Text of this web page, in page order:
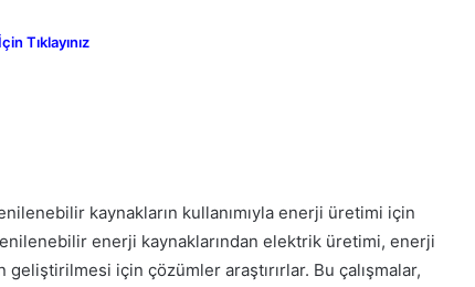
Tıklayınız
kaynakların kullanımıyla enerji üretimi için
enerji kaynaklarından elektrik üretimi, enerji
için çözümler araştırırlar. Bu çalışmalar,